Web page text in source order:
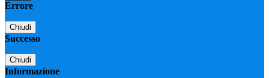
Errore
Chiudi
Successo
Chiudi
Informazione